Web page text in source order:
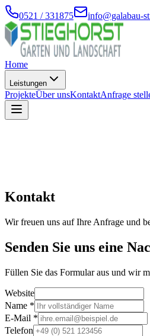
0521 / 331875 info@galabau-
Home
Leistungen
ProjekteÜber unsKontaktAnfrage
Kontakt
Wir freuen uns auf Ihre Anfrage und
Senden Sie uns eine
Füllen Sie das Formular aus und wir
Website
Name *
E-Mail *
Telefon